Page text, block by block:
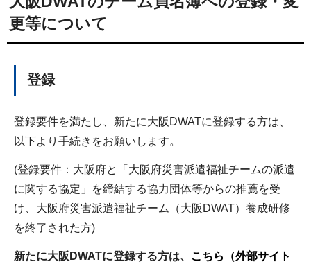
更等について
登録
登録要件を満たし、新たに大阪DWATに登録する方は、
以下より手続きをお願いします。
(登録要件：大阪府と「大阪府災害派遣福祉チームの派遣
に関する協定」を締結する協力団体等からの推薦を受
け、大阪府災害派遣福祉チーム（大阪DWAT）養成研修
を終了された方)
新たに大阪DWATに登録する方は、 こちら（外部サイト